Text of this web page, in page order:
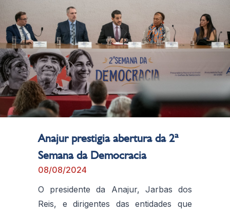
Anajur prestigia abertura da 2ª
Semana da Democracia
08/08/2024
O presidente da Anajur, Jarbas dos
Reis, e dirigentes das entidades que